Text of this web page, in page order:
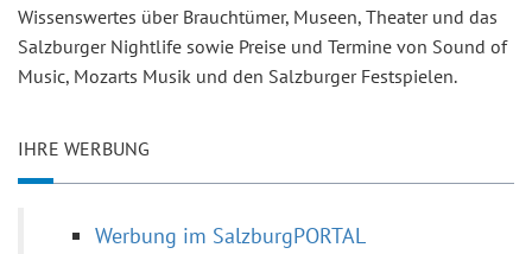
Wissenswertes über Brauchtümer, Museen, Theater und das
Salzburger Nightlife sowie Preise und Termine von Sound of
Music, Mozarts Musik und den Salzburger Festspielen.
IHRE WERBUNG
Werbung im SalzburgPORTAL